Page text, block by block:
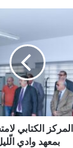
الكتابي
بمعهد وادي